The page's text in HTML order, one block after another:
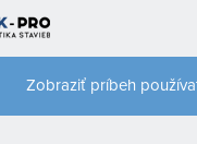
Zobraziť príbeh